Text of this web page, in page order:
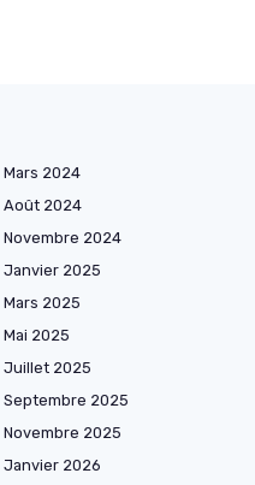
Mars 2024
Août 2024
Novembre 2024
Janvier 2025
Mars 2025
Mai 2025
Juillet 2025
Septembre 2025
Novembre 2025
Janvier 2026